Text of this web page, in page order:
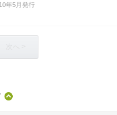
年5月発行